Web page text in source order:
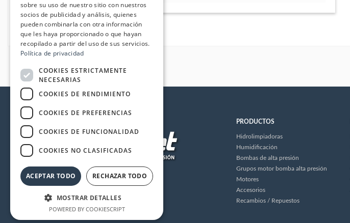
PRODUCTOS
Hidrolimpiadoras
Humidificación
Bombas de alta presión
Grupos motor bomba alta presión
Motores
Accesorios
Recambios / Repuestos
sobre su uso de nuestro sitio con nuestros
socios de publicidad y análisis, quienes
pueden combinarla con otra información
que les haya proporcionado o que hayan
recopilado a partir del uso de sus servicios.
Política de privacidad
COOKIES ESTRICTAMENTE
NECESARIAS
COOKIES DE RENDIMIENTO
COOKIES DE PREFERENCIAS
COOKIES DE FUNCIONALIDAD
COOKIES NO CLASIFICADAS
ACEPTAR TODO RECHAZAR TODO
MOSTRAR DETALLES
POWERED BY COOKIESCRIPT